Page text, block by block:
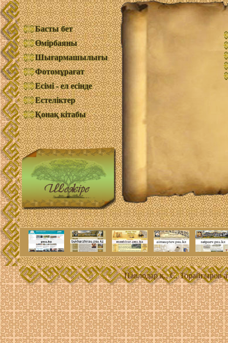
Басты бет
Өмірбаяны
Шығармашылығы
Фотомұрағат
Есімі - ел есінде
Естеліктер
Қонақ кітабы
Павлодар қ., С. Торайғыров